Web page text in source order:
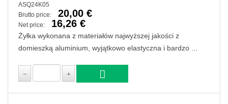
ASQ24K05
Brutto price:
20,00 €
Net price: 16,26 €
Żyłka wykonana z materiałów najwyższej jakości z
domieszką aluminium, wyjątkowo elastyczna i bardzo ...